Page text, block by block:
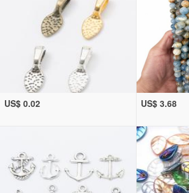
US$ 0.02 US$ 3.68